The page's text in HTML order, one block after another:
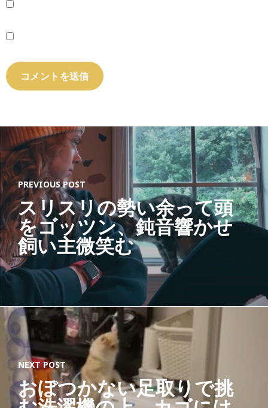
PREVIOUS POST
スリスリの勢い余って頭
をゴッツン、鈍音響かせ
飼い主微笑む
NEXT POST
おぼつかない足取りで挑